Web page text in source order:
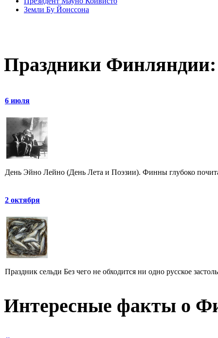
Земли Бу Йонссона
Праздники Финляндии:
6 июля
День Эйно Лейно (День Лета и Поэзии). Финны глубоко
2 октября
Праздник сельди Без чего не обходится ни одно русское
Интересные факты о